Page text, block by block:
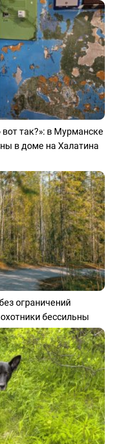
так?»: в Мурманске
в доме на Халатина
ограничений
бессильны